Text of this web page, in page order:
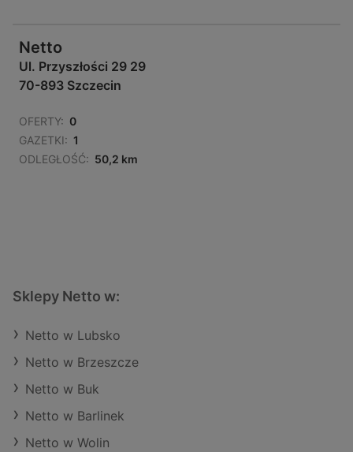
Netto
Ul. Przyszłości 29 29
70-893 Szczecin
OFERTY: 0
GAZETKI: 1
ODLEGŁOŚĆ: 50,2 km
Sklepy Netto w:
Netto w Lubsko
Netto w Brzeszcze
Netto w Buk
Netto w Barlinek
Netto w Wolin